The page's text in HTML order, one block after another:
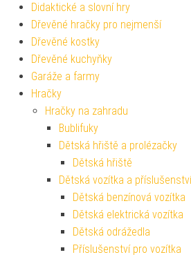
Didaktické a slovní hry
Dřevěné hračky pro nejmenší
Dřevěné kostky
Dřevěné kuchyňky
Garáže a farmy
Hračky
Hračky na zahradu
Bublifuky
Dětská hřiště a prolézačky
Dětská hřiště
Dětská vozítka a příslušenství
Dětská benzínová vozítka
Dětská elektrická vozítka
Dětská odrážedla
Příslušenství pro vozítka